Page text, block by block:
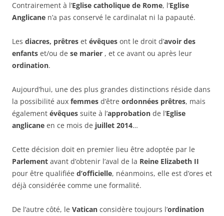
Contrairement à l’Eglise catholique de Rome, l’Eglise
Anglicane n’a pas conservé le cardinalat ni la papauté.
Les diacres, prêtres et évêques ont le droit d’avoir des
enfants et/ou de se marier , et ce avant ou après leur
ordination.
Aujourd’hui, une des plus grandes distinctions réside dans
la possibilité aux femmes d’être ordonnées prêtres, mais
également évêques suite à l’approbation de l’Eglise
anglicane en ce mois de juillet 2014…
Cette décision doit en premier lieu être adoptée par le
Parlement avant d’obtenir l’aval de la Reine Elizabeth II
pour être qualifiée d’officielle, néanmoins, elle est d’ores et
déjà considérée comme une formalité.
De l’autre côté, le Vatican considère toujours l’ordination